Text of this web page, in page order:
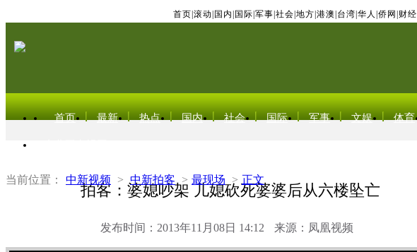
首页 滚动 国内 国际 军事 社会 地方 港澳 台湾 华人 侨网 财经
首页 最新 热点 国内 社会 国际 军事 文娱 体育
当前位置： 中新视频 > 中新拍客 > 最现场 > 正文
拍客：婆媳吵架 儿媳砍死婆婆后从六楼坠亡
发布时间：2013年11月08日 14:12 来源：凤凰视频